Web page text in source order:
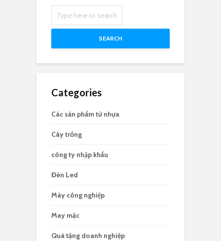
SEARCH
Categories
Các sản phẩm từ nhựa
Cây trồng
công ty nhập khẩu
Đèn Led
Máy công nghiệp
May mặc
Quà tặng doanh nghiệp